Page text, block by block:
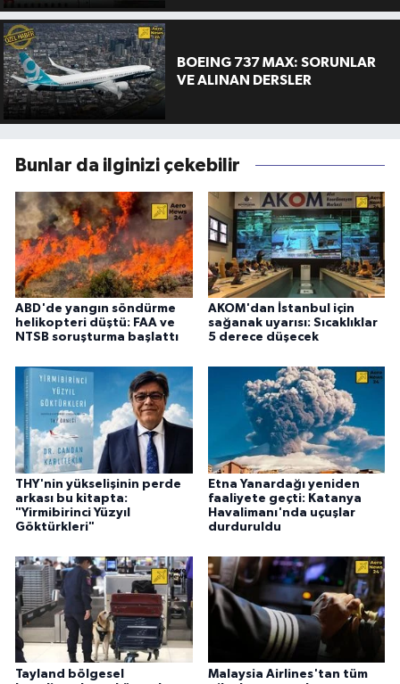
BOEING 737 MAX: SORUNLAR
VE ALINAN DERSLER
Bunlar da ilginizi çekebilir
ABD'de yangın söndürme
helikopteri düştü: FAA ve
NTSB soruşturma başlattı
AKOM'dan İstanbul için
sağanak uyarısı: Sıcaklıklar
5 derece düşecek
THY'nin yükselişinin perde
arkası bu kitapta:
"Yirmibirinci Yüzyıl
Göktürkleri"
Etna Yanardağı yeniden
faaliyete geçti: Katanya
Havalimanı'nda uçuşlar
durduruldu
Tayland bölgesel
Malaysia Airlines'tan tüm